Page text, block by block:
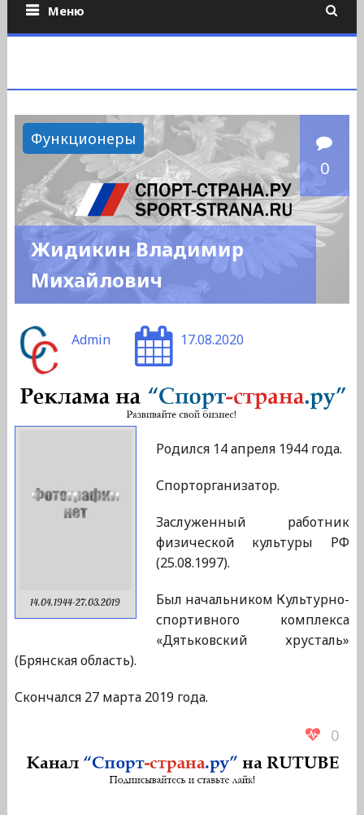
Меню
Функционеры
0
Жидикин Владимир
Михайлович
Admin 17.08.2020
14.04.1944-27.03.2019
Родился 14 апреля 1944 года.
Спорторганизатор.
Заслуженный работник
физической культуры РФ
(25.08.1997).
Был начальником Культурно-
спортивного комплекса
«Дятьковский хрусталь»
(Брянская область).
Скончался 27 марта 2019 года.
0